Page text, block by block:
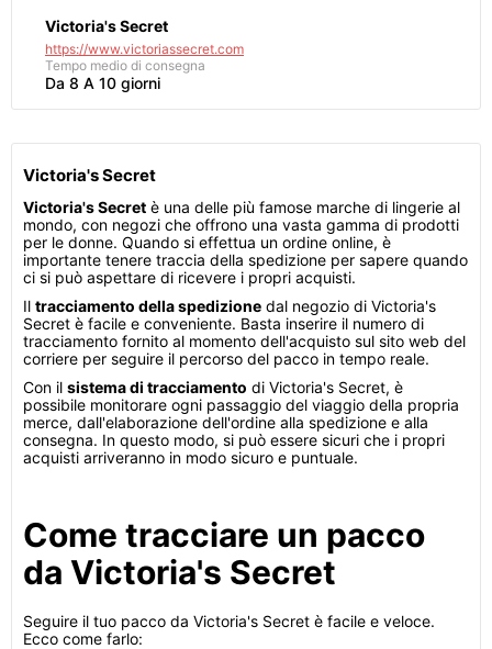
Victoria's Secret
https://www.victoriassecret.com
Tempo medio di consegna
Da 8 A 10 giorni
Victoria's Secret
Victoria's Secret è una delle più famose marche di lingerie al
mondo, con negozi che offrono una vasta gamma di prodotti
per le donne. Quando si effettua un ordine online, è
importante tenere traccia della spedizione per sapere quando
ci si può aspettare di ricevere i propri acquisti.
Il tracciamento della spedizione dal negozio di Victoria's
Secret è facile e conveniente. Basta inserire il numero di
tracciamento fornito al momento dell'acquisto sul sito web del
corriere per seguire il percorso del pacco in tempo reale.
Con il sistema di tracciamento di Victoria's Secret, è
possibile monitorare ogni passaggio del viaggio della propria
merce, dall'elaborazione dell'ordine alla spedizione e alla
consegna. In questo modo, si può essere sicuri che i propri
acquisti arriveranno in modo sicuro e puntuale.
Come tracciare un pacco
da Victoria's Secret
Seguire il tuo pacco da Victoria's Secret è facile e veloce.
Ecco come farlo: